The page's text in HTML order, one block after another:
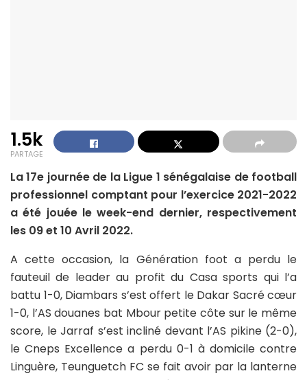
1.5k
PARTAGE
La 17e journée de la Ligue 1 sénégalaise de football
professionnel comptant pour l’exercice 2021-2022
a été jouée le week-end dernier, respectivement
les 09 et 10 Avril 2022.
A cette occasion, la Génération foot a perdu le
fauteuil de leader au profit du Casa sports qui l’a
battu 1-0, Diambars s’est offert le Dakar Sacré cœur
1-0, l’AS douanes bat Mbour petite côte sur le même
score, le Jarraf s’est incliné devant l’AS pikine (2-0),
le Cneps Excellence a perdu 0-1 à domicile contre
Linguère, Teunguetch FC se fait avoir par la lanterne